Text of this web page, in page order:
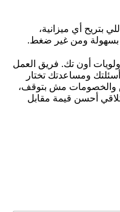
بتريح أي ميزانية،
بسهولة ومن غير ضغط.
أون تك. فريق العمل
ومساعدتك تختار
والخصومات مش بتوقف،
أحسن قيمة مقابل